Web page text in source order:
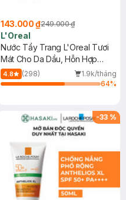
143.000 ₫249.000 ₫
L'Oreal
Nước Tẩy Trang L'Oreal Tươi
Mát Cho Da Dầu, Hỗn Hợp
400ml
4.8 (298)
1.9k/tháng
64%
-33 %